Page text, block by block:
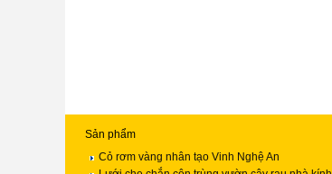
Sản phẩm
Cỏ rơm vàng nhân tạo Vinh Nghệ An